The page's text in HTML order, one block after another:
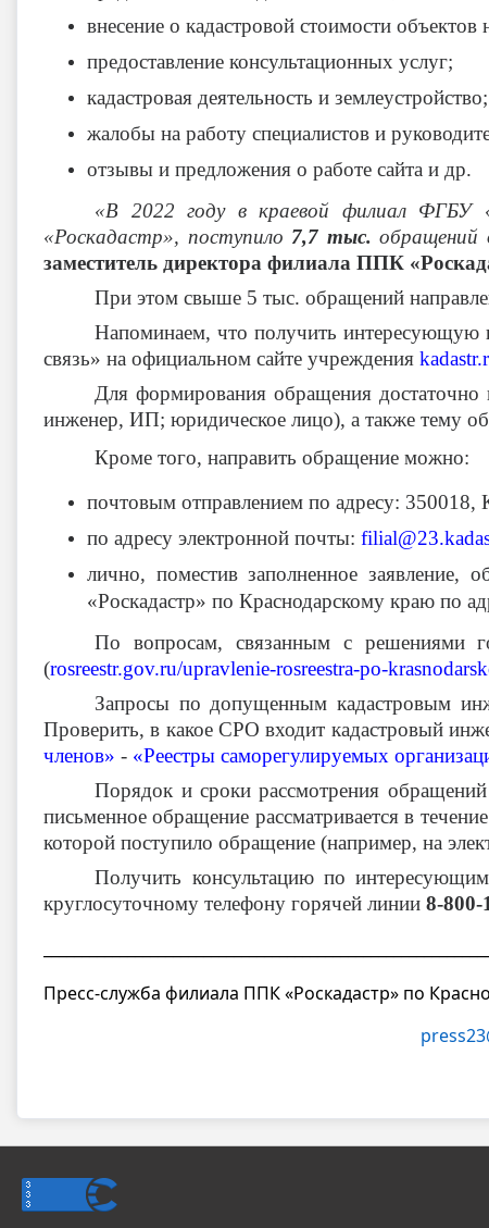
внесение о кадастровой стоимости
предоставление консультационных услуг;
кадастровая деятельность и землеустройство;
жалобы на работу специалистов и
отзывы и предложения о работе сайта и др.
«В 2022 году в краевой филиал ФГБУ
«Роскадастр», поступило 7,7 тыс. обращений
заместитель директора филиала ППК
При этом свыше 5 тыс. обращений
Напоминаем, что получить
связь» на официальном сайте учреждения
Для формирования обращения достаточно
инженер, ИП; юридическое лицо), а также тему
Кроме того, направить обращение можно:
почтовым отправлением по адресу: 350018,
по адресу электронной почты:
лично, поместив заполненное
«Роскадастр» по Краснодарскому краю по
По вопросам, связанным с решениями
(rosreestr.gov.ru/upravlenie-rosreestra-po-
Запросы по допущенным кадастровым
Проверить, в какое СРО входит кадастровый
членов» - «Реестры саморегулируемых
Порядок и сроки рассмотрения
письменное обращение рассматривается в течение
которой поступило обращение (например, на
Получить консультацию по
круглосуточному телефону горячей линии 8-800-
Пресс-служба филиала ППК «Роскадастр» по